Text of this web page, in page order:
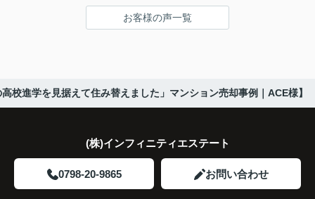
した。
と喜ばれ、ご契約となりました。
住み替え後は掃除の時間も短くなり、夫婦で外出や
これからの暮らしを前向きに考えられるようにな
投資家向けの販売方法をご提案いただきました。
と話され、このビルを大切に運営してくださること
になりました。
年月が経ち、子どもが高校進学を意識する年齢にな
と夫婦で話し合うようになりました。
インフィニティエステートさんへ相談すると、
購入とのタイミングや資金計画についても丁寧に説
明してくださいました。
お客様の声一覧
校進学を見据えて住み替えました」マンション売却事例｜ACE様】
(株)インフィニティエステート
0798-20-9865 お問い合わせ